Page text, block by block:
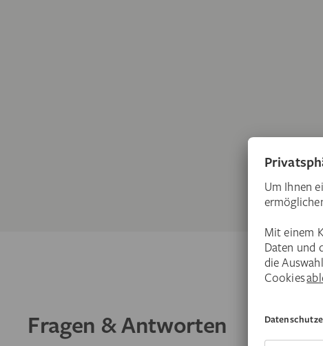
Fragen & Antworten